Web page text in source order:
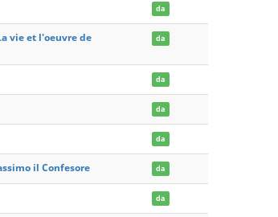
da
vie et l'oeuvre de
da
da
da
da
il Confesore da
da